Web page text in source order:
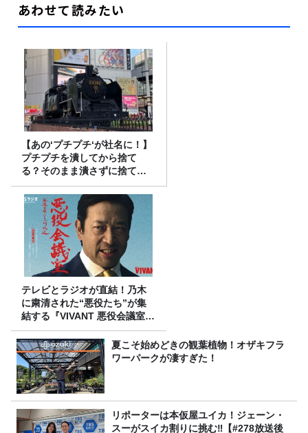
あわせて読みたい
【あの‘プチプチ‘が社名に！】
プチプチを潰してから捨て
る？そのまま潰さずに捨て
る？
テレビとラジオが直結！乃木
に粛清された“悪役たち”が集
結する『VIVANT 悪役会議室』
7/26(日)23時スタート！
夏こそ始めどきの観葉植物！オザキフラ
ワーパークが凄すぎた！
リポーターは本仮屋ユイカ！ジェーン・
スーがスイカ割りに挑む‼【#278放送後